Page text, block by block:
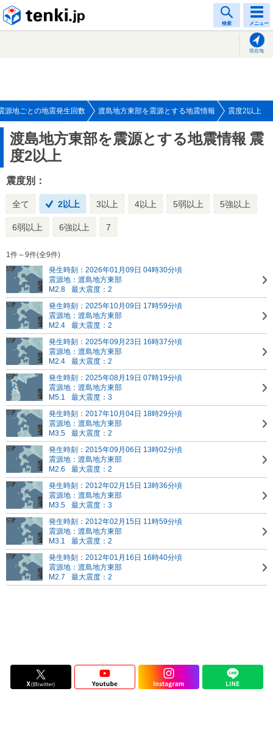
検索 メニュー
現在地
源地ごとの地震発生回数 渡島地方東部を震源とする地震情報 震度2以上
渡島地方東部を震源とする地震情報 震
度2以上
震度別：
全て 2以上 3以上 4以上 5弱以上 5強以上
6弱以上 6強以上 7
1件～9件(全9件)
発生時刻：2026年01月09日 04時30分頃
震源地：渡島地方東部
M2.8
最大震度：2
発生時刻：2025年10月09日 17時59分頃
震源地：渡島地方東部
M2.4
最大震度：2
発生時刻：2025年09月23日 16時37分頃
震源地：渡島地方東部
M2.4
最大震度：2
発生時刻：2025年08月19日 07時19分頃
震源地：渡島地方東部
M5.1
最大震度：3
発生時刻：2017年10月04日 18時29分頃
震源地：渡島地方東部
M3.5
最大震度：2
発生時刻：2015年09月06日 13時02分頃
震源地：渡島地方東部
M2.6
最大震度：2
発生時刻：2012年02月15日 13時36分頃
震源地：渡島地方東部
M3.5
最大震度：3
発生時刻：2012年02月15日 11時59分頃
震源地：渡島地方東部
M3.1
最大震度：2
発生時刻：2012年01月16日 16時40分頃
震源地：渡島地方東部
M2.7
最大震度：2